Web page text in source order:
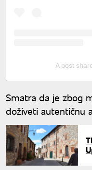
A post
Smatra da je zbog
doživeti autentičnu